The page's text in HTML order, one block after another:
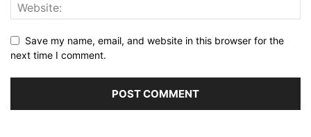
Save my name, email, and website in this browser for the
next time I comment.